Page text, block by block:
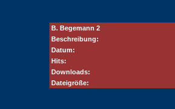
B. Begemann 2
Beschreibung:
Datum:
Hits:
Downloads:
Dateigröße: